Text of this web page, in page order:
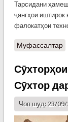
Тарсидани
ҷангҳои
фалокатҳои
Муфассалтар
Сӯхтор
Чоп шуд: 23/09/